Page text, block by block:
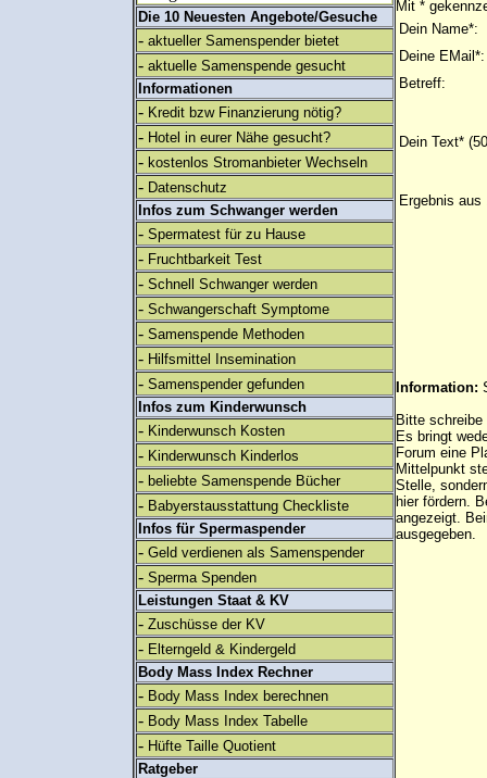
Die 10 Neuesten Angebote/Gesuche
- aktueller Samenspender bietet
- aktuelle Samenspende gesucht
Informationen
- Kredit bzw Finanzierung nötig?
- Hotel in eurer Nähe gesucht?
- kostenlos Stromanbieter Wechseln
- Datenschutz
Infos zum Schwanger werden
- Spermatest für zu Hause
- Fruchtbarkeit Test
- Schnell Schwanger werden
- Schwangerschaft Symptome
- Samenspende Methoden
- Hilfsmittel Insemination
- Samenspender gefunden
Infos zum Kinderwunsch
- Kinderwunsch Kosten
- Kinderwunsch Kinderlos
- beliebte Samenspende Bücher
- Babyerstausstattung Checkliste
Infos für Spermaspender
- Geld verdienen als Samenspender
- Sperma Spenden
Leistungen Staat & KV
- Zuschüsse der KV
- Elterngeld & Kindergeld
Body Mass Index Rechner
- Body Mass Index berechnen
- Body Mass Index Tabelle
- Hüfte Taille Quotient
Ratgeber
Mit *
Dein Name*:
Deine EMail*:
Betreff:
Dein Text*
Ergebnis aus
Information:
Bitte
Es bringt
Forum eine
Mittelpunkt
Stelle,
hier fördern.
angezeigt.
ausgegeben.